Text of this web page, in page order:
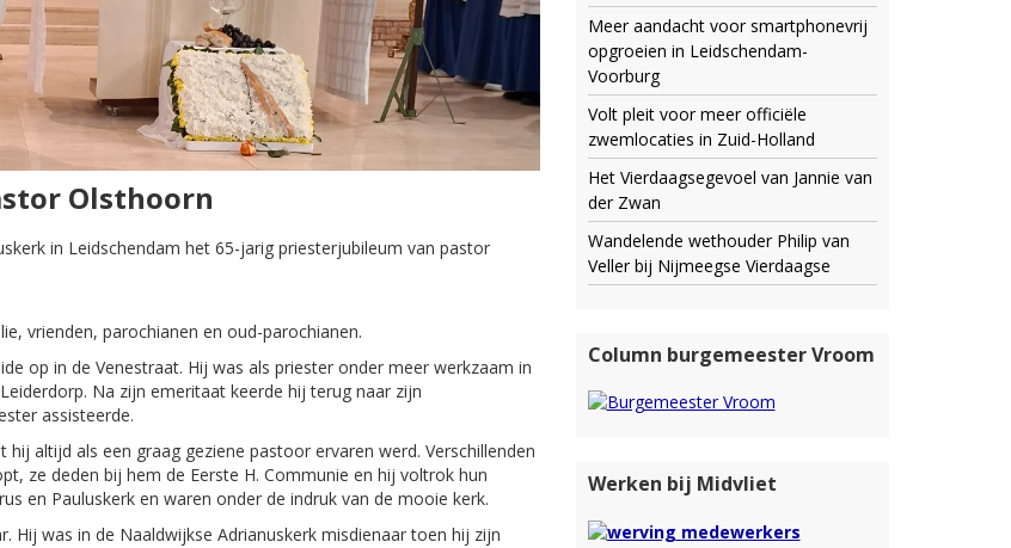
Olsthoorn
in Leidschendam het 65-jarig priesterjubileum van pastor
vrienden, parochianen en oud-parochianen.
op in de Venestraat. Hij was als priester onder meer werkzaam in
Na zijn emeritaat keerde hij terug naar zijn
assisteerde.
altijd als een graag geziene pastoor ervaren werd. Verschillenden
ze deden bij hem de Eerste H. Communie en hij voltrok hun
en Pauluskerk en waren onder de indruk van de mooie kerk.
was in de Naaldwijkse Adrianuskerk misdienaar toen hij zijn
Meer aandacht voor smartphonevrij
opgroeien in Leidschendam-
Voorburg
Volt pleit voor meer officiële
zwemlocaties in Zuid-Holland
Het Vierdaagsegevoel van Jannie van
der Zwan
Wandelende wethouder Philip van
Veller bij Nijmeegse Vierdaagse
Column burgemeester Vroom
Werken bij Midvliet